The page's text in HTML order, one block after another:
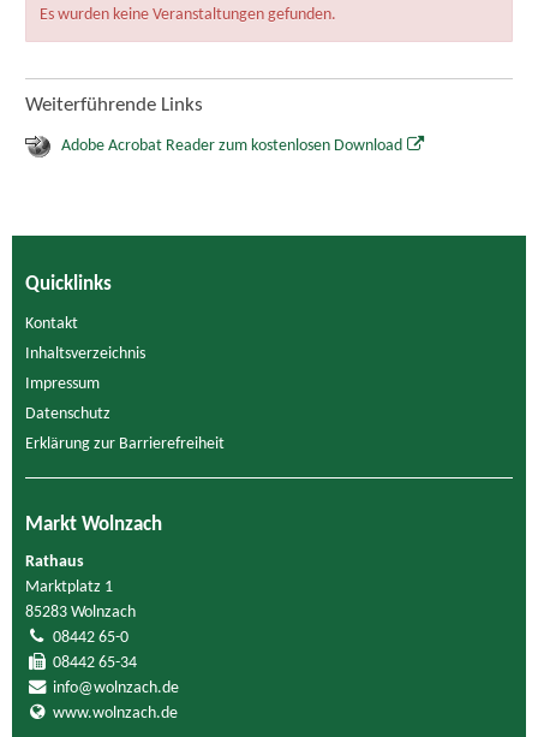
Es wurden keine Veranstaltungen gefunden.
Weiterführende Links
Adobe Acrobat Reader zum kostenlosen Download
Quicklinks
Kontakt
Inhaltsverzeichnis
Impressum
Datenschutz
Erklärung zur Barrierefreiheit
Markt Wolnzach
Rathaus
Marktplatz 1
85283 Wolnzach
08442 65-0
08442 65-34
info@wolnzach.de
www.wolnzach.de